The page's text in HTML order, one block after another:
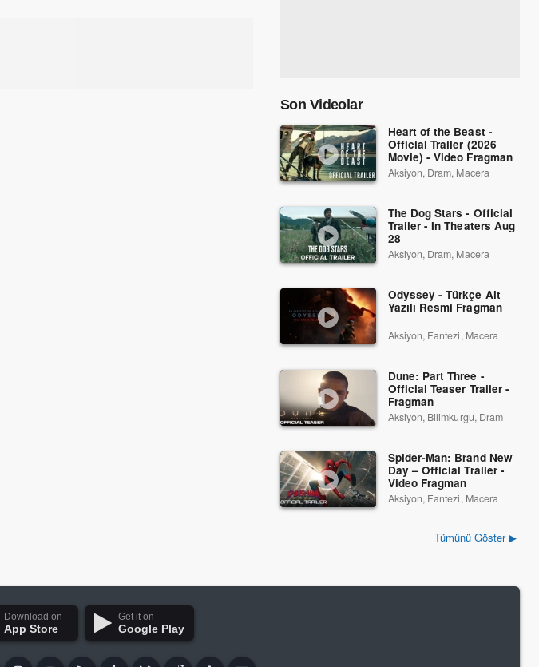
Son Videolar
Heart of the Beast -
Official Trailer (2026
Movie) - Video Fragman
Aksiyon, Dram, Macera
The Dog Stars - Official
Trailer - In Theaters Aug
28
Aksiyon, Dram, Macera
Odyssey - Türkçe Alt
Yazılı Resmi Fragman
Aksiyon, Fantezi, Macera
Dune: Part Three -
Official Teaser Trailer -
Fragman
Aksiyon, Bilimkurgu, Dram
Spider-Man: Brand New
Day – Official Trailer -
Video Fragman
Aksiyon, Fantezi, Macera
Tümünü Göster ▶
Download on
App Store
Get it on
Google Play